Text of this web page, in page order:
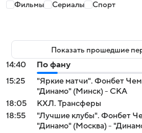
Фильмы Сериалы Спорт
Показать прошедшие
14:40
По фану
15:25
"Яркие матчи". Фонбет
"Динамо" (Минск) - СКА
18:05
КХЛ. Трансферы
18:55
"Лучшие клубы". Фонбет
"Динамо" (Москва) -